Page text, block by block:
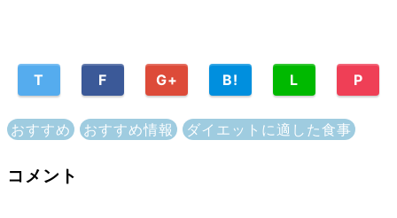
T F G+ B! L P
おすすめ おすすめ情報 ダイエットに適した食事
コメント